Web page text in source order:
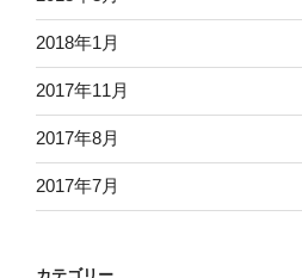
2018年1月
2017年11月
2017年8月
2017年7月